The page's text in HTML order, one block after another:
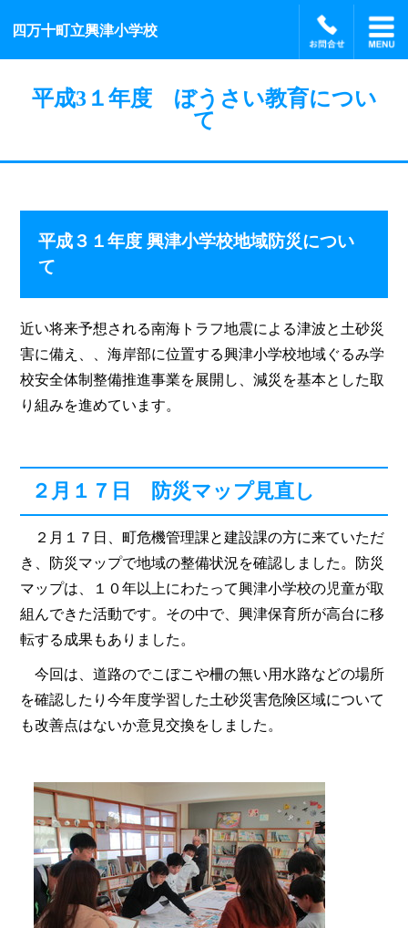
四万十町立興津小学校
平成3１年度 ぼうさい教育につい
て
平成３１年度 興津小学校地域防災につい
て
近い将来予想される南海トラフ地震による津波と土砂災
害に備え、、海岸部に位置する興津小学校地域ぐるみ学
校安全体制整備推進事業を展開し、減災を基本とした取
り組みを進めています。
２月１７日 防災マップ見直し
２月１７日、町危機管理課と建設課の方に来ていただ
き、防災マップで地域の整備状況を確認しました。防災
マップは、１０年以上にわたって興津小学校の児童が取
組んできた活動です。その中で、興津保育所が高台に移
転する成果もありました。
今回は、道路のでこぼこや柵の無い用水路などの場所
を確認したり今年度学習した土砂災害危険区域について
も改善点はないか意見交換をしました。